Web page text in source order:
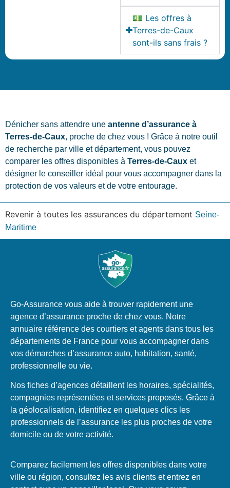
💵 Les offres à
Terres-de-Caux
sont-ils sans frais ?
Dénicher sans attendre une antenne d’assurance à
Terres-de-Caux, proche de chez vous ! Grâce à notre outil
de recherche par ville et département, vous pouvez
comparer les offres disponibles à Terres-de-Caux et
désigner le conseiller idéal pour vous accompagner dans la
protection de vos valeurs et de votre entourage.
Revenir à toutes les assurances du département Seine-
Maritime
Go-Assurance vous aide à trouver rapidement une
agence d’assurance proche de chez vous. Notre
annuaire référence des courtiers et agents dans tous les
départements de France pour vous accompagner dans
vos démarches d’assurance auto, habitation, santé,
professionnelle ou vie.
Nos fiches d’agences détaillent les horaires, spécialités,
compagnies représentées et services proposés. Grâce à
la géolocalisation, identifiez en quelques clics les
professionnels de l’assurance les plus proches de votre
domicile ou de votre activité.
Comparez facilement les offres disponibles dans votre
ville ou région, consultez les avis clients et entrez en